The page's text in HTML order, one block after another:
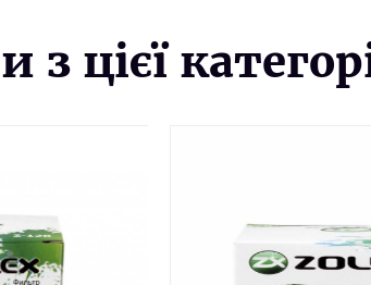
з цієї